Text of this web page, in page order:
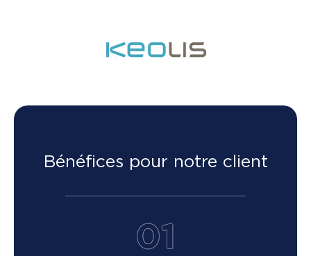
Bénéfices pour notre client
01